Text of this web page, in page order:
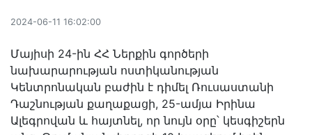
2024-06-11 16:02:00
Մայիսի 24-ին ՀՀ Ներքին գործերի
նախարարության ոստիկանության
Կենտրոնական բաժին է դիմել Ռուսաստանի
Դաշնության քաղաքացի, 25-ամյա Իրինա
Ալեգրովան և հայտնել, որ նույն օրը՝ կեսգիշերն